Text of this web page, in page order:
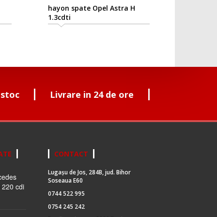
hayon spate Opel Astra H
1.3cdti
Livrare in 24 de ore
cdi
CONTACT
Lugașu de Jos, 284B, jud. Bihor
Soseaua E60
0744 522 995
0754 245 242